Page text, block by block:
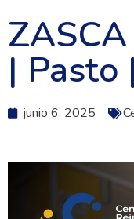
| Pasto
junio 6, 2025